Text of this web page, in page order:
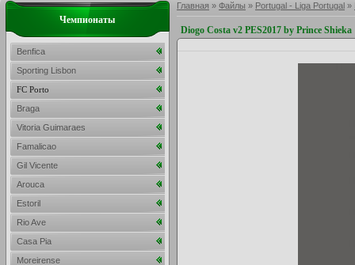
Главная » Файлы » Portugal - Liga Portugal »
Diogo Costa v2 PES2017 by Prince Shieka
Чемпионаты
Benfica
Sporting Lisbon
FC Porto
Braga
Vitoria Guimaraes
Famalicao
Gil Vicente
Arouca
Estoril
Rio Ave
Casa Pia
Moreirense